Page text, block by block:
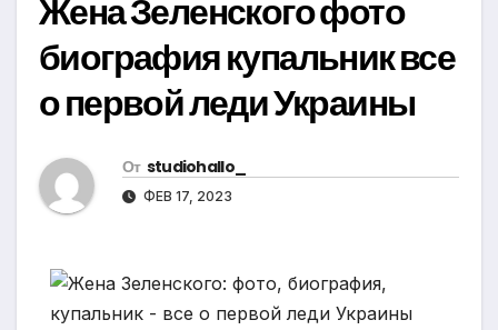
Жена Зеленского фото
биография купальник все
о первой леди Украины
От studiohallo_
ФЕВ 17, 2023